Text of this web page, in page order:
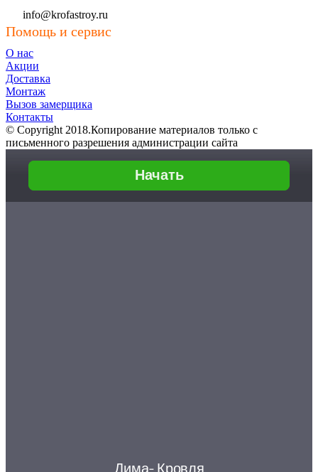
info@krofastroy.ru
Помощь и сервис
О нас
Акции
Доставка
Монтаж
Вызов замерщика
Контакты
© Copyright 2018.Копирование материалов только с
письменного разрешения администрации сайта